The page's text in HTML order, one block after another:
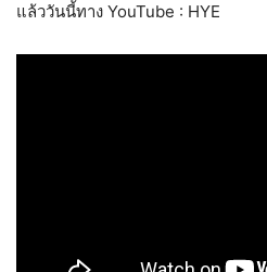
แล้ววันนี้ทาง YouTube : HYE